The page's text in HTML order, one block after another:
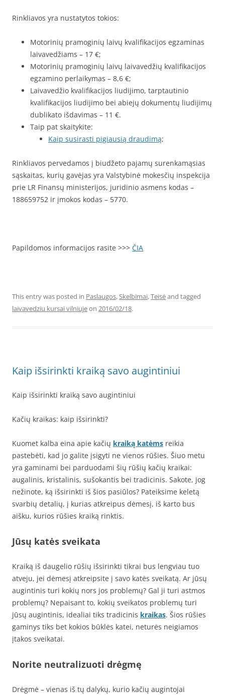
Rinkliavos yra nustatytos tokios:
Motorinių pramoginių laivų kvalifikacijos egzaminas
laivavedžiams – 17 €;
Motorinių pramoginių laivų laivavedžių kvalifikacijos
egzamino perlaikymas – 8,6 €;
Laivavedžio kvalifikacijos liudijimo, tarptautinio
kvalifikacijos liudijimo bei abiejų dokumentų liudijimų
dublikato išdavimas – 11 €.
Taip pat skaitykite:
Kaip susirasti pigiausią draudimą;
Rinkliavos pervedamos į biudžeto pajamų surenkamąsias
sąskaitas, kurių gavėjas yra Valstybinė mokesčių inspekcija
prie LR Finansų ministerijos, juridinio asmens kodas –
188659752 ir įmokos kodas – 5770.
Papildomos informacijos rasite >>> ČIA
This entry was posted in Paslaugos,Skelbimai,Teisėand tagged
laivavedziu kursai vilniujeon 2016/02/18.
Kaip išsirinkti kraiką savo augintiniui
Kaip išsirinkti kraiką savo augintiniui
Kačių kraikas: kaip išsirinkti?
Kuomet kalba eina apie kačių kraiką katėms reikia
pastebėti, kad jo galite įsigyti ne vienos rūšies. Šiuo metu
yra gaminami bei parduodami šių rūšių kačių kraikai:
augalinis, kristalinis, sušokantis bei tradicinis. Sakote, jog
nežinote, ką išsirinkti iš šios pasiūlos? Pateiksime keletą
svarbių detalių, į kurias atkreipus dėmesį, iš karto bus
aišku, kurios rūšies kraiką rinktis.
Jūsų katės sveikata
Kraiką iš daugelio rūšių išsirinkti tikrai bus lengviau tuo
atveju, jei dėmesį atkreipsite į savo katės sveikatą. Ar jūsų
augintinis turi kokių nors jos problemų? Gal ji turi astmos
problemų? Nepaisant to, kokių sveikatos problemų turi
jūsų augintinis, idealiai tiks tradicinis kraikas. Šios rūšies
gaminys tiks bet kokios būklės katei, neturės neigiamos
įtakos sveikatai.
Norite neutralizuoti drėgmę
Drėgmė – vienas iš tų dalykų, kurio kačių augintojai